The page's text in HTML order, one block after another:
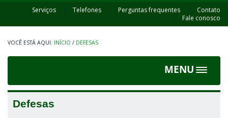
Serviços Telefones Perguntas frequentes
Contato
Fale conosco
INÍCIO / DEFESAS
MENU
Toggle
Defesas